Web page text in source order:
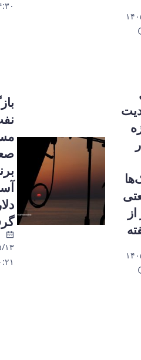
بازگشت
مسیر
صعود؛
برنت در
آستانه ۸۵
دلار قرار
گرفت
۱۴۰۵/۰۵/۱۳